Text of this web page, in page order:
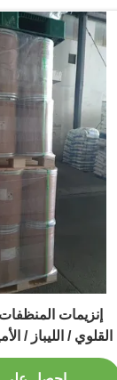
إنزيمات المنظفات
القلوي / الليباز /
كفاءة